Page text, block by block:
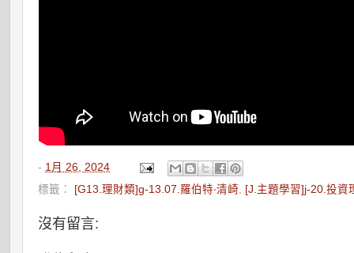
- 1月 26, 2024
標籤： [G13.理財類]g-13.07.羅伯特‧清崎 [J.主題學習]j-20.投資
沒有留言: